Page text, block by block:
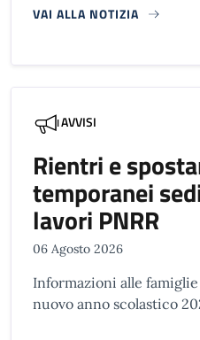
VAI ALLA NOTIZIA
AVVISI
Rientri e
temporanei
lavori PNRR
06 Agosto 2026
Informazioni alle
nuovo anno scolastico